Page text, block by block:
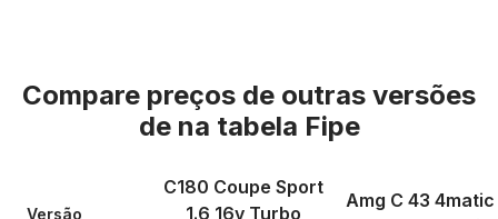
Compare preços de outras versões
de na tabela Fipe
Versão
C180 Coupe Sport
1.6 16v Turbo
Amg C 43